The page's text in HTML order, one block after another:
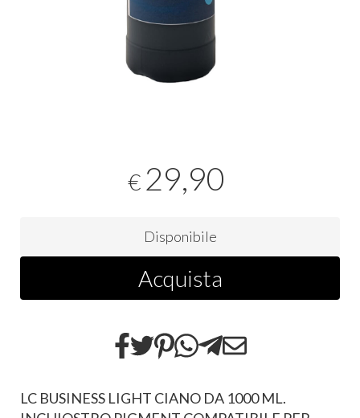
€ 29,90
Disponibile
Acquista
LC BUSINESS LIGHT CIANO DA 1000 ML.